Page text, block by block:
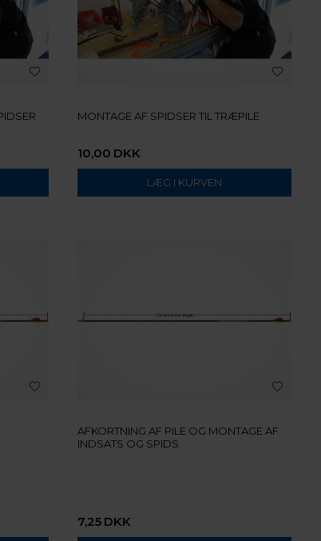
MONTAGE AF SPIDSER TIL TRÆPILE
10,00 DKK
AFKORTNING AF PILE OG MONTAGE AF
INDSATS OG SPIDS
7,25 DKK